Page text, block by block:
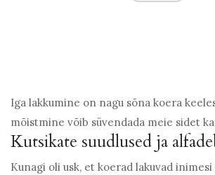
Iga lakkumine on nagu sõna koera
mõistmine võib süvendada meie sidet
Kutsikate suudlused ja
Kunagi oli usk, et koerad lakuvad